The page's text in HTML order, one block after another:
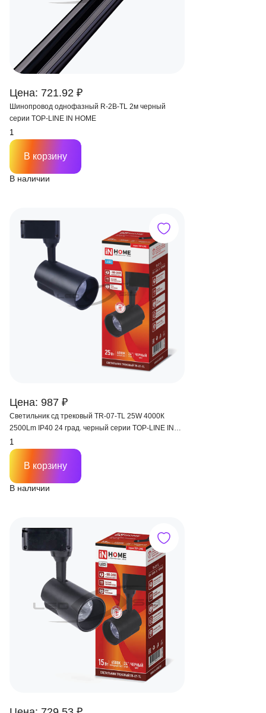
Цена: 721.92 ₽
Шинопровод однофазный R-2B-TL 2м черный
серии TOP-LINE IN HOME
В наличии
В корзину
Цена: 987 ₽
Светильник сд трековый TR-07-TL 25W 4000К
2500Lm IP40 24 град. черный серии TOP-LINE IN
HOME
В наличии
В корзину